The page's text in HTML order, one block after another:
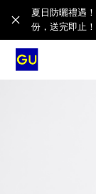
夏日防曬禮遇
份，送完即止！